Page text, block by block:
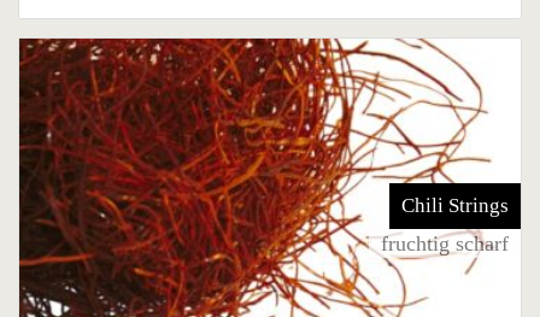
Chili Strings
fruchtig scharf